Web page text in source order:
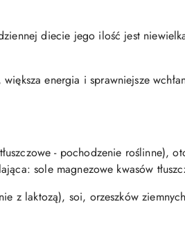
diecie jego ilość jest
energia i sprawniejsze
- pochodzenie roślinne),
sole magnezowe kwasów
z laktozą), soi, orzeszków